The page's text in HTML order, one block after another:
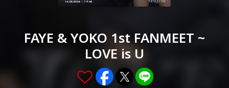
FAYE & YOKO 1st FANMEET ~
LOVE is U